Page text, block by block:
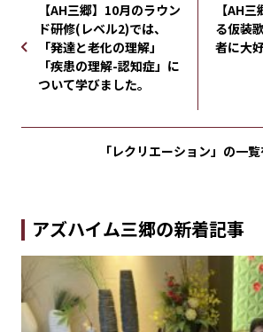
【AH三郷】10月のラウン
ド研修(レベル2)では、
「発達と老化の理解」
「疾患の理解-認知症」に
ついて学びました。
【AH
る仮装
者に大
「レクリエーション」の一
アズハイム三郷の新着記事